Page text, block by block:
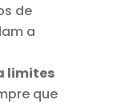
de
a
limites
que